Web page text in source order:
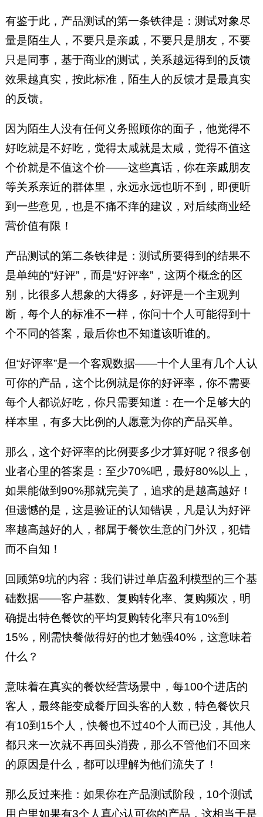
有鉴于此，产品测试的第一条铁律是：测试对象尽
量是陌生人，不要只是亲戚，不要只是朋友，不要
只是同事，基于商业的测试，关系越远得到的反馈
效果越真实，按此标准，陌生人的反馈才是最真实
的反馈。
因为陌生人没有任何义务照顾你的面子，他觉得不
好吃就是不好吃，觉得太咸就是太咸，觉得不值这
个价就是不值这个价——这些真话，你在亲戚朋友
等关系亲近的群体里，永远永远也听不到，即便听
到一些意见，也是不痛不痒的建议，对后续商业经
营价值有限！
产品测试的第二条铁律是：测试所要得到的结果不
是单纯的“好评”，而是“好评率”，这两个概念的区
别，比很多人想象的大得多，好评是一个主观判
断，每个人的标准不一样，你问十个人可能得到十
个不同的答案，最后你也不知道该听谁的。
但“好评率”是一个客观数据——十个人里有几个人认
可你的产品，这个比例就是你的好评率，你不需要
每个人都说好吃，你只需要知道：在一个足够大的
样本里，有多大比例的人愿意为你的产品买单。
那么，这个好评率的比例要多少才算好呢？很多创
业者心里的答案是：至少70%吧，最好80%以上，
如果能做到90%那就完美了，追求的是越高越好！
但遗憾的是，这是验证的认知错误，凡是认为好评
率越高越好的人，都属于餐饮生意的门外汉，犯错
而不自知！
回顾第9坑的内容：我们讲过单店盈利模型的三个基
础数据——客户基数、复购转化率、复购频次，明
确提出特色餐饮的平均复购转化率只有10%到
15%，刚需快餐做得好的也才勉强40%，这意味着
什么？
意味着在真实的餐饮经营场景中，每100个进店的
客人，最终能变成餐厅回头客的人数，特色餐饮只
有10到15个人，快餐也不过40个人而已没，其他人
都只来一次就不再回头消费，那么不管他们不回来
的原因是什么，都可以理解为他们流失了！
那么反过来推：如果你在产品测试阶段，10个测试
用户里如果有3个人真心认可你的产品，这相当于是